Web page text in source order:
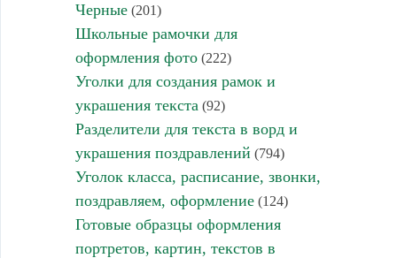
Черные(201)
Школьные рамочки для
оформления фото(222)
Уголки для создания рамок и
украшения текста (92)
Разделители для текста в ворд и
украшения поздравлений (794)
Уголок класса, расписание, звонки,
поздравляем, оформление(124)
Готовые образцы оформления
портретов, картин, текстов в